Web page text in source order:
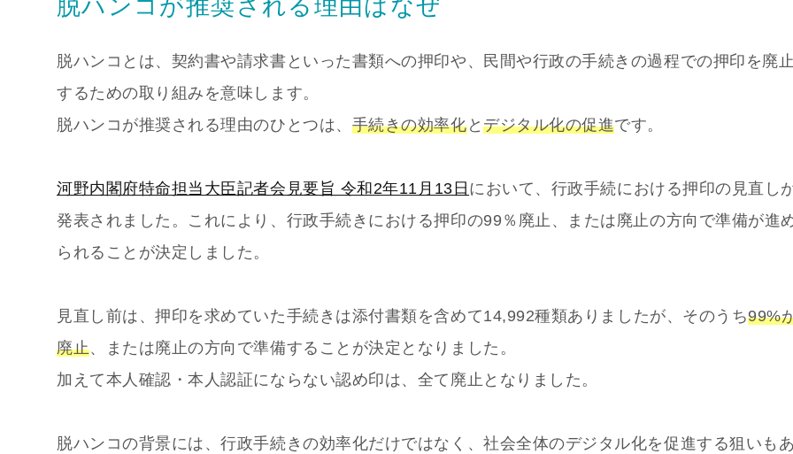
脱ハンコが推奨される理由はなぜ
脱ハンコとは、契約書や請求書といった書類への押印や、民間や行政の手続きの過程での押印を廃止
するための取り組みを意味します。
脱ハンコが推奨される理由のひとつは、 手続きの効率化とデジタル化の促進です。
河野内閣府特命担当大臣記者会見要旨 令和2年11月13日 において、行政手続における押印の見直し
発表されました。これにより、行政手続きにおける押印の99％廃止、または廃止の方向で準備が進
られることが決定しました。
見直し前は、押印を求めていた手続きは添付書類を含めて14,992種類ありましたが、そのうち99%
廃止、または廃止の方向で準備することが決定となりました。
加えて本人確認・本人認証にならない認め印は、全て廃止となりました。
脱ハンコの背景には、行政手続きの効率化だけではなく、社会全体のデジタル化を促進する狙いもあ